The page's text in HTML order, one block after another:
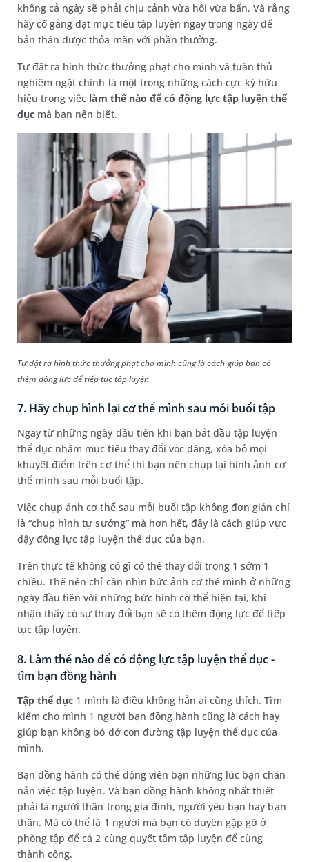
không cả ngày sẽ phải chịu cảnh vừa hôi vừa bẩn. Và rằng
hãy cố gắng đạt mục tiêu tập luyện ngay trong ngày để
bản thân được thỏa mãn với phần thưởng.
Tự đặt ra hình thức thưởng phạt cho mình và tuân thủ
nghiêm ngặt chính là một trong những cách cực kỳ hữu
hiệu trong việc làm thế nào để có động lực tập luyện thể
dục mà bạn nên biết.
Tự đặt ra hình thức thưởng phạt cho mình cũng là cách giúp bạn có
thêm động lực để tiếp tục tập luyện
7. Hãy chụp hình lại cơ thể mình sau mỗi buổi tập
Ngay từ những ngày đầu tiên khi bạn bắt đầu tập luyện
thể dục nhằm mục tiêu thay đổi vóc dáng, xóa bỏ mọi
khuyết điểm trên cơ thể thì bạn nên chụp lại hình ảnh cơ
thể mình sau mỗi buổi tập.
Việc chụp ảnh cơ thể sau mỗi buổi tập không đơn giản chỉ
là “chụp hình tự sướng” mà hơn hết, đây là cách giúp vực
dậy động lực tập luyện thể dục của bạn.
Trên thực tế không có gì có thể thay đổi trong 1 sớm 1
chiều. Thế nên chỉ cần nhìn bức ảnh cơ thể mình ở những
ngày đầu tiên với những bức hình cơ thể hiện tại, khi
nhận thấy có sự thay đổi bạn sẽ có thêm động lực để tiếp
tục tập luyện.
8. Làm thế nào để có động lực tập luyện thể dục -
tìm bạn đồng hành
Tập thể dục 1 mình là điều không hẳn ai cũng thích. Tìm
kiếm cho mình 1 người bạn đồng hành cũng là cách hay
giúp bạn không bỏ dở con đường tập luyện thể dục của
mình.
Bạn đồng hành có thể động viên bạn những lúc bạn chán
nản việc tập luyện. Và bạn đồng hành không nhất thiết
phải là người thân trong gia đình, người yêu bạn hay bạn
thân. Mà có thể là 1 người mà bạn có duyên gặp gỡ ở
phòng tập để cả 2 cùng quyết tâm tập luyện để cùng
thành công.